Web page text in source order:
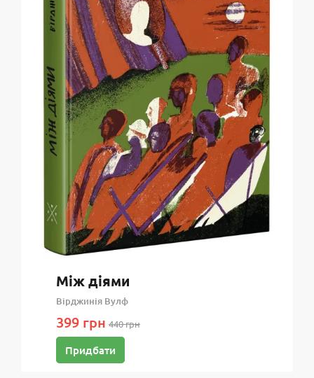
Між діями
Вірджинія Вулф
399 грн 440 грн
Придбати